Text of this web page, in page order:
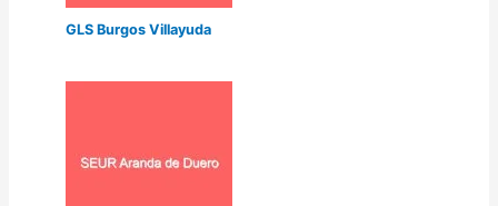
GLS Burgos Villayuda